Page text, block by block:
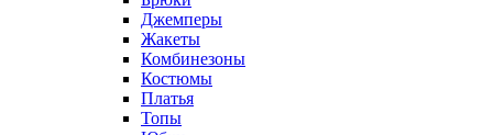
Джемперы
Жакеты
Комбинезоны
Костюмы
Платья
Топы